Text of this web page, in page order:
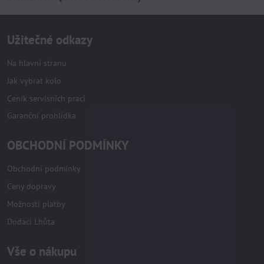
Užitečné odkazy
Na hlavní stranu
Jak vybrat kolo
Ceník servisních prací
Garanční prohlídka
OBCHODNÍ PODMÍNKY
Obchodní podmínky
Ceny dopravy
Možnosti platby
Dodací Lhůta
Vše o nákupu